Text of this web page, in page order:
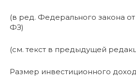
(в ред. Федерального закона от
ФЗ)
(см. текст в предыдущей
Размер инвестиционного